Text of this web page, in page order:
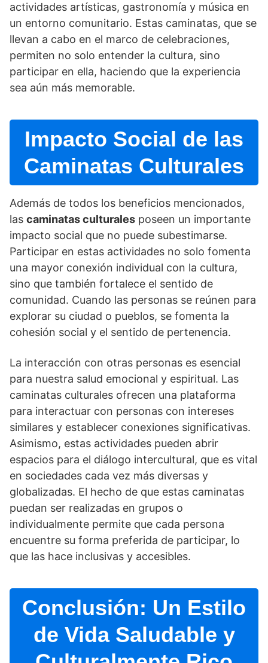
actividades artí­sticas, gastronomí­a y música en
un entorno comunitario. Estas caminatas, que se
llevan a cabo en el marco de celebraciones,
permiten no solo entender la cultura, sino
participar en ella, haciendo que la experiencia
sea aún más memorable.
Impacto Social de las
Caminatas Culturales
Además de todos los beneficios mencionados,
las caminatas culturales poseen un importante
impacto social que no puede subestimarse.
Participar en estas actividades no solo fomenta
una mayor conexión individual con la cultura,
sino que también fortalece el sentido de
comunidad. Cuando las personas se reúnen para
explorar su ciudad o pueblos, se fomenta la
cohesión social y el sentido de pertenencia.
La interacción con otras personas es esencial
para nuestra salud emocional y espiritual. Las
caminatas culturales ofrecen una plataforma
para interactuar con personas con intereses
similares y establecer conexiones significativas.
Asimismo, estas actividades pueden abrir
espacios para el diálogo intercultural, que es vital
en sociedades cada vez más diversas y
globalizadas. El hecho de que estas caminatas
puedan ser realizadas en grupos o
individualmente permite que cada persona
encuentre su forma preferida de participar, lo
que las hace inclusivas y accesibles.
Conclusión: Un Estilo
de Vida Saludable y